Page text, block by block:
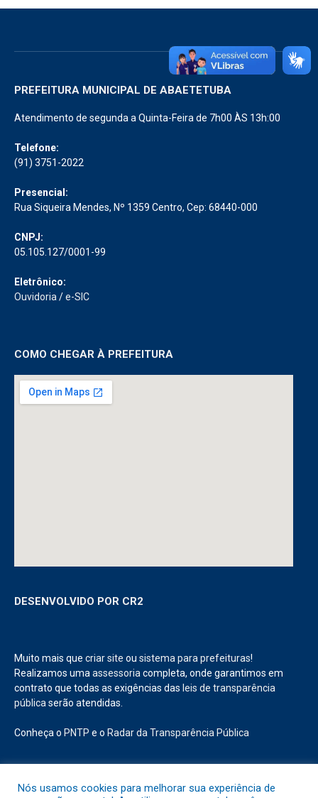
PREFEITURA MUNICIPAL DE ABAETETUBA
Atendimento de segunda a Quinta-Feira de 7h00 ÀS 13h:00
Telefone:
(91) 3751-2022
Presencial:
Rua Siqueira Mendes, Nº 1359 Centro, Cep: 68440-000
CNPJ:
05.105.127/0001-99
Eletrônico:
Ouvidoria /e-SIC
COMO CHEGAR À PREFEITURA
DESENVOLVIDO POR CR2
Muito mais que criar site ou sistema para prefeituras!
Realizamos uma assessoria completa, onde garantimos em
contrato que todas as exigências das leis de transparência
pública serão atendidas.
Conheça o PNTP e o Radar da Transparência Pública
Nós usamos cookies para melhorar sua experiência de